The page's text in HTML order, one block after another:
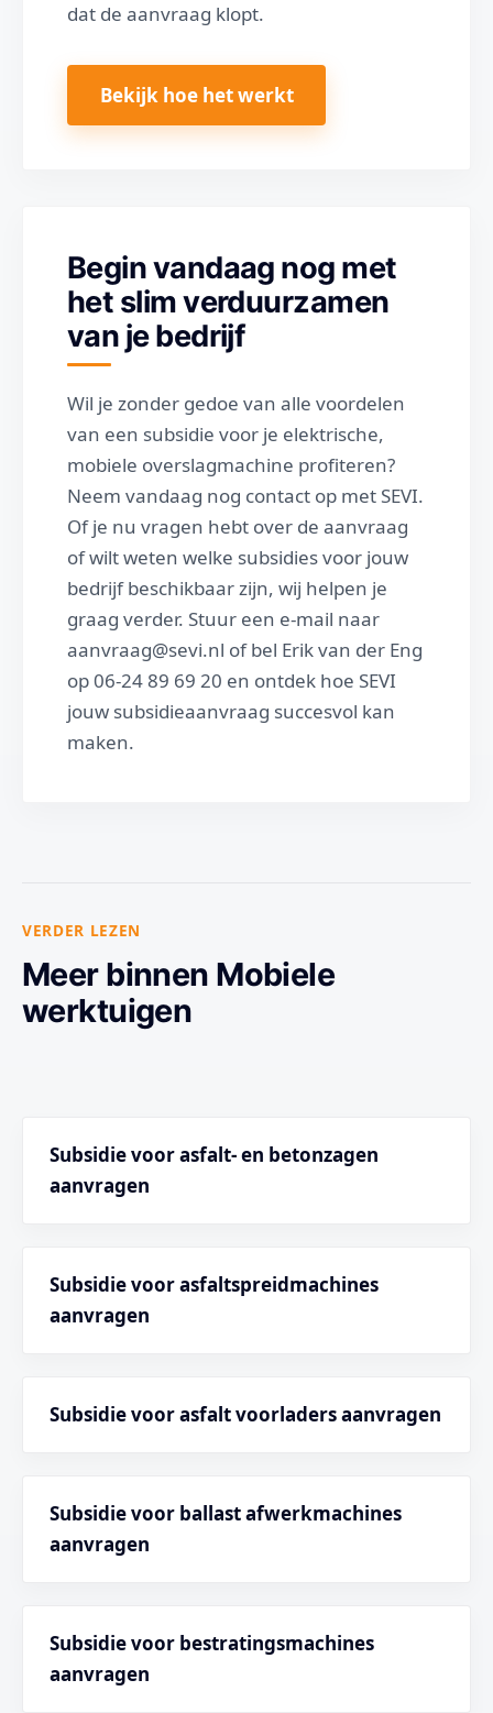
dat de aanvraag klopt.
Bekijk hoe het werkt
Begin vandaag nog met
het slim verduurzamen
van je bedrijf
Wil je zonder gedoe van alle voordelen
van een subsidie voor je elektrische,
mobiele overslagmachine profiteren?
Neem vandaag nog contact op met SEVI.
Of je nu vragen hebt over de aanvraag
of wilt weten welke subsidies voor jouw
bedrijf beschikbaar zijn, wij helpen je
graag verder. Stuur een e-mail naar
aanvraag@sevi.nl of bel Erik van der Eng
op 06-24 89 69 20 en ontdek hoe SEVI
jouw subsidieaanvraag succesvol kan
maken.
VERDER LEZEN
Meer binnen Mobiele
werktuigen
Subsidie voor asfalt- en betonzagen
aanvragen
Subsidie voor asfaltspreidmachines
aanvragen
Subsidie voor asfalt voorladers aanvragen
Subsidie voor ballast afwerkmachines
aanvragen
Subsidie voor bestratingsmachines
aanvragen